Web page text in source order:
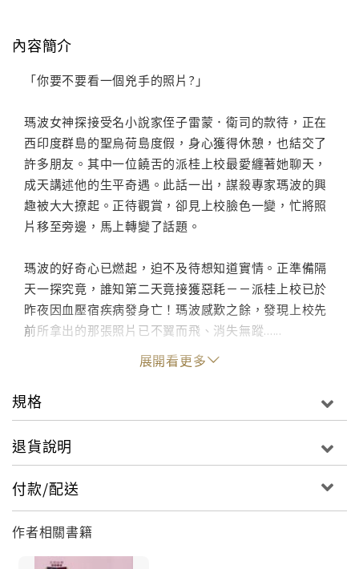
內容簡介
「你要不要看一個兇手的照片?」
瑪波女神探接受名小說家侄子雷蒙．衛司的款待，正在
西印度群島的聖烏荷島度假，身心獲得休憩，也結交了
許多朋友。其中一位饒舌的派桂上校最愛纏著她聊天，
成天講述他的生平奇遇。此話一出，謀殺專家瑪波的興
趣被大大撩起。正待觀賞，卻見上校臉色一變，忙將照
片移至旁邊，馬上轉變了話題。
瑪波的好奇心已燃起，迫不及待想知道實情。正準備隔
天一探究竟，誰知第二天竟接獲惡耗－－派桂上校已於
昨夜因血壓宿疾病發身亡！瑪波感歎之餘，發現上校先
前所拿出的那張照片已不翼而飛、消失無蹤......
看來瑪波可有忙了。因為她不僅得查出上校為何被殺，
被誰所殺，她還要查出是誰在數年前僥倖逃脫了法
網……
■作者簡介
（1890～1976）英籍女作家、劇作家。本名Agatha
裕而傳統守舊，是家中的么女。生性害羞，孩童時期未
曾接受學校教育，由女家庭教師教導學會識字和讀書。
展開看更多
規格
退貨說明
付款/配送
作者相關書籍